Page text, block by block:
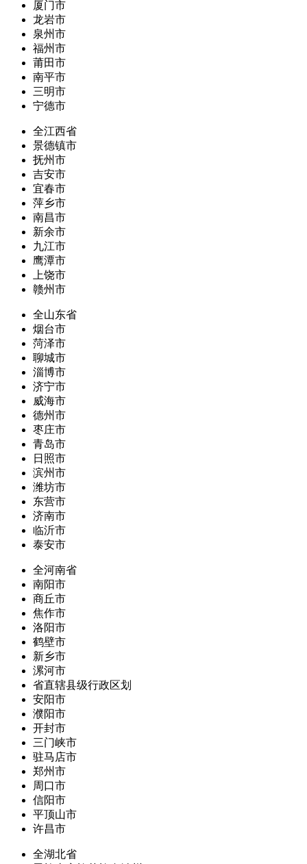
厦门市
龙岩市
泉州市
福州市
莆田市
南平市
三明市
宁德市
全江西省
景德镇市
抚州市
吉安市
宜春市
萍乡市
南昌市
新余市
九江市
鹰潭市
上饶市
赣州市
全山东省
烟台市
菏泽市
聊城市
淄博市
济宁市
威海市
德州市
枣庄市
青岛市
日照市
滨州市
潍坊市
东营市
济南市
临沂市
泰安市
全河南省
南阳市
商丘市
焦作市
洛阳市
鹤壁市
新乡市
漯河市
省直辖县级行政区划
安阳市
濮阳市
开封市
三门峡市
驻马店市
郑州市
周口市
信阳市
平顶山市
许昌市
全湖北省